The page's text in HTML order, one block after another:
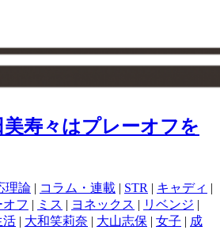
美寿々はプレーオフを
理論 | コラム・連載 | STR | キャディ |
オフ | ミス | ヨネックス | リベンジ |
活 | 大和笑莉奈 | 大山志保 | 女子 | 成